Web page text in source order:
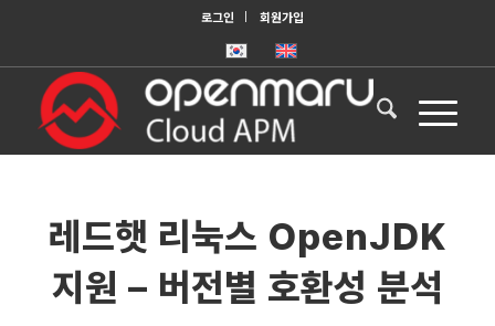
로그인 회원가입
레드햇 리눅스 OpenJDK
지원 – 버전별 호환성 분석